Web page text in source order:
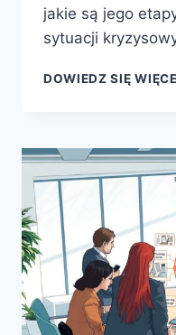
jakie są jego
sytuacji
DOWIEDZ SIĘ